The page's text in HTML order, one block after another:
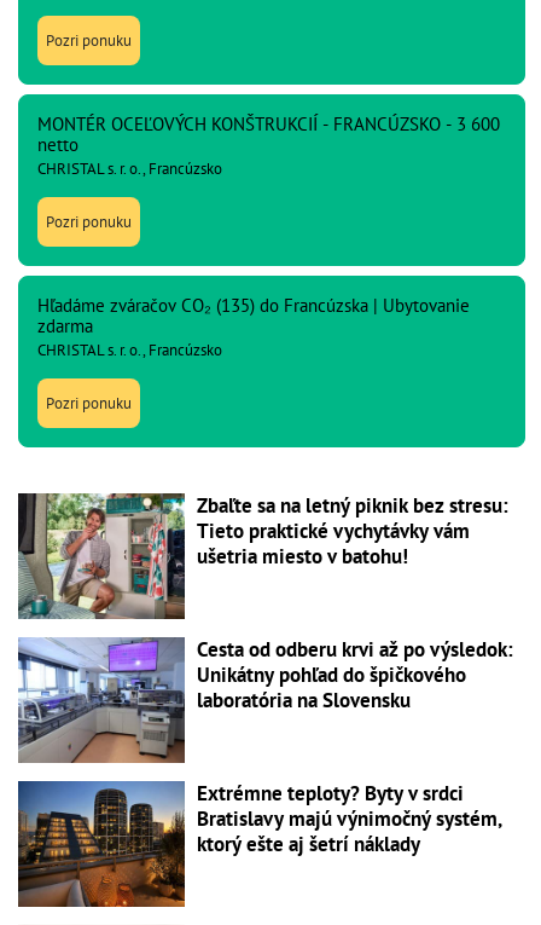
Pozri ponuku
MONTÉR OCEĽOVÝCH KONŠTRUKCIÍ - FRANCÚZSKO - 3 600
netto
CHRISTAL s. r. o., Francúzsko
Pozri ponuku
Hľadáme zváračov CO₂ (135) do Francúzska | Ubytovanie
zdarma
CHRISTAL s. r. o., Francúzsko
Pozri ponuku
Zbaľte sa na letný piknik bez stresu:
Tieto praktické vychytávky vám
ušetria miesto v batohu!
Cesta od odberu krvi až po výsledok:
Unikátny pohľad do špičkového
laboratória na Slovensku
Extrémne teploty? Byty v srdci
Bratislavy majú výnimočný systém,
ktorý ešte aj šetrí náklady